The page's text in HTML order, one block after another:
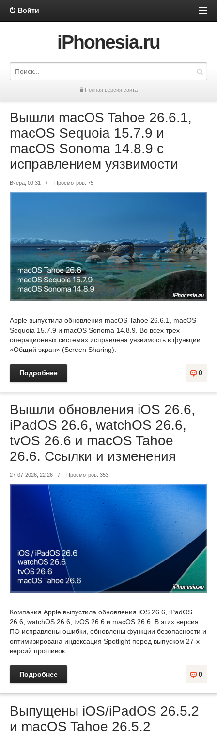
Войти
iPhonesia.ru
🖥 Полная версия сайта
Вышли macOS Tahoe 26.6.1,
macOS Sequoia 15.7.9 и
macOS Sonoma 14.8.9 с
исправлением уязвимости
Вчера, 09:31 / Просмотров: 75
Apple выпустила обновления macOS Tahoe 26.6.1, macOS
Sequoia 15.7.9 и macOS Sonoma 14.8.9. Во всех трех
операционных системах исправлена уязвимость в функции
«Общий экран» (Screen Sharing).
Подробнее 0
Вышли обновления iOS 26.6,
iPadOS 26.6, watchOS 26.6,
tvOS 26.6 и macOS Tahoe
26.6. Ссылки и изменения
27-07-2026, 22:26 / Просмотров: 353
Компания Apple выпустила обновления iOS 26.6, iPadOS
26.6, watchOS 26.6, tvOS 26.6 и macOS 26.6. В этих версия
ПО исправлены ошибки, обновлены функции безопасности и
оптимизирована индексация Spotlight перед выпуском 27-х
версий прошивок.
Подробнее 0
Выпущены iOS/iPadOS 26.5.2
и macOS Tahoe 26.5.2